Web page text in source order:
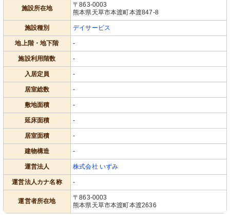
施設所在地
〒863-0003
熊本県天草市本渡町本渡847-8
施設種別 デイサービス
地上階・地下階 -
施設利用階数 -
入居定員 -
居室総数 -
敷地面積 -
延床面積 -
居室面積 -
建物構造 -
運営法人 株式会社 いずみ
運営法人カナ名称 -
運営者所在地
〒863-0003
熊本県天草市本渡町本渡2636